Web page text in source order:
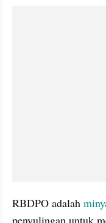
RBDPO adalah
penyulingan untuk